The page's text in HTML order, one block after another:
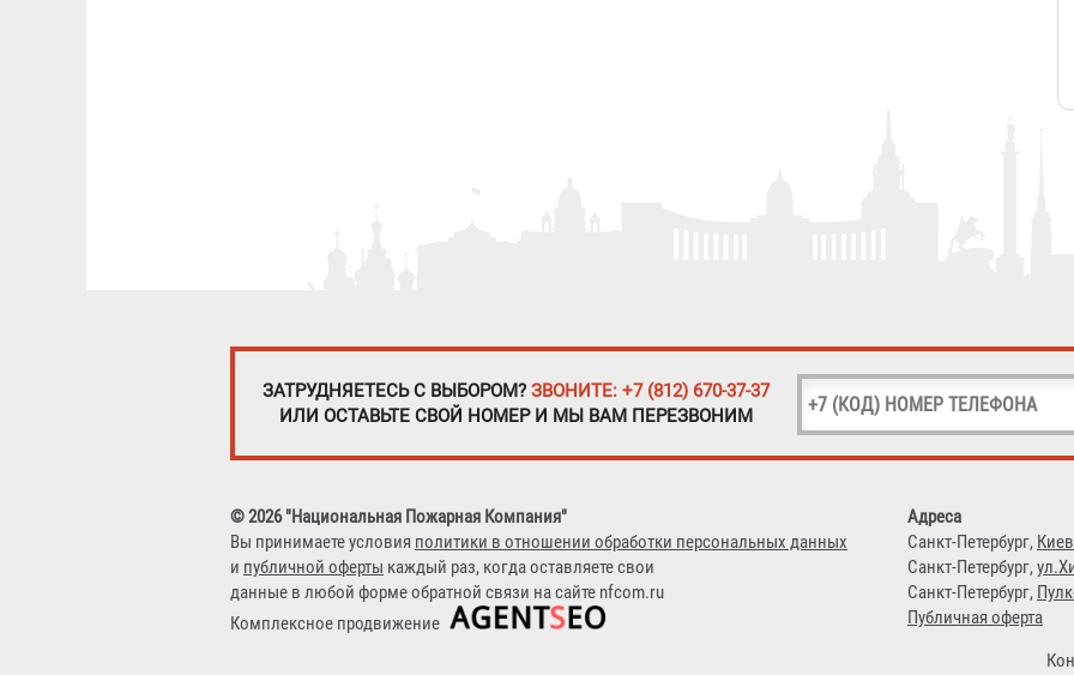
ЗАТРУДНЯЕТЕСЬ С ВЫБОРОМ? ЗВОНИТЕ: +7 (812) 670-37-37
ИЛИ ОСТАВЬТЕ СВОЙ НОМЕР И МЫ ВАМ ПЕРЕЗВОНИМ
© 2026 "Национальная Пожарная Компания"
Вы принимаете условия политики в отношении обработки персональных данных
и публичной оферты каждый раз, когда оставляете свои
данные в любой форме обратной связи на сайте nfcom.ru
Комплексное продвижение
Адреса
Санкт-Петербург,
Санкт-Петербург,
Санкт-Петербург,
Публичная оферта